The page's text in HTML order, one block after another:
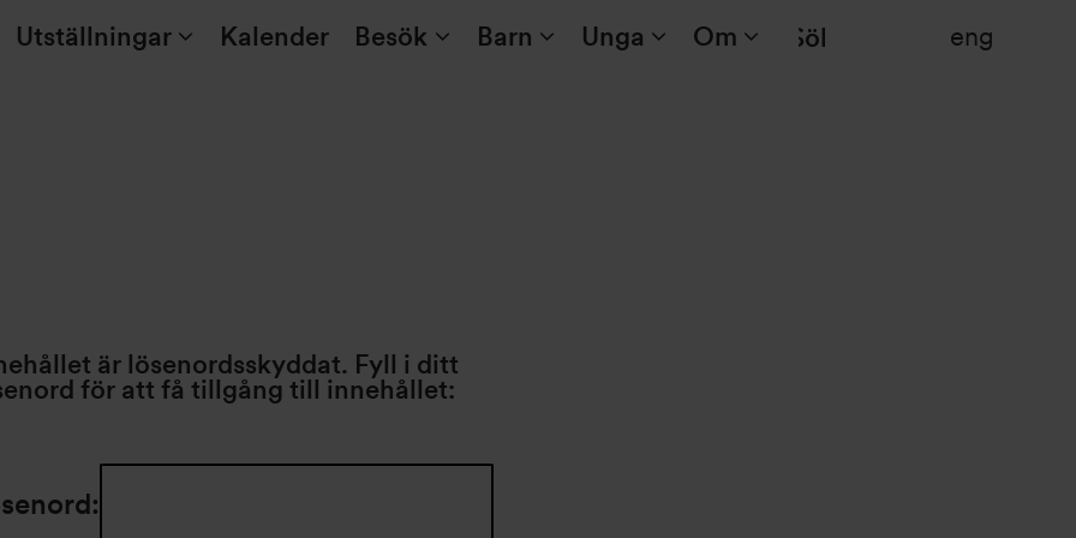
Utställningar Kalender Besök Barn Unga Om Sök eng
är lösenordsskyddat. Fyll i ditt
för att få tillgång till innehållet: